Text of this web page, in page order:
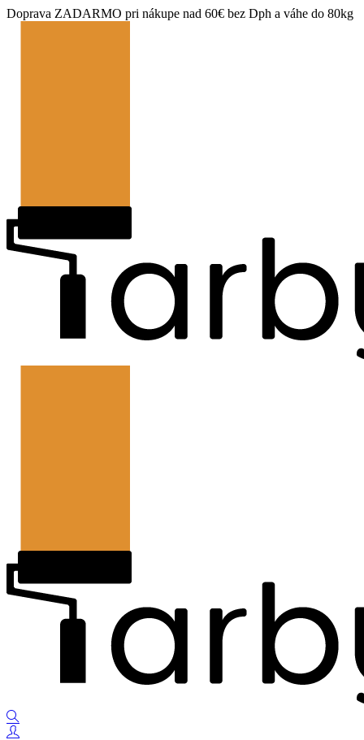
Doprava ZADARMO pri nákupe nad 60€ bez Dph a váhe do 80kg